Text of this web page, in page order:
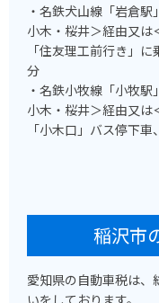
・名鉄犬山線「岩倉
小木・桜井＞経由又
「住友理工前行き」
分
・名鉄小牧線「小牧
小木・桜井＞経由又は
「小木口」バス停下車
稲沢市
愛知県の自動車税は
いをしております。